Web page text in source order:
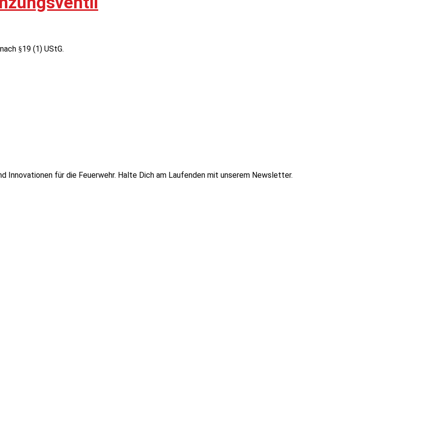
§19 (1) UStG.
Innovationen für die Feuerwehr. Halte Dich am Laufenden mit unserem Newsletter.